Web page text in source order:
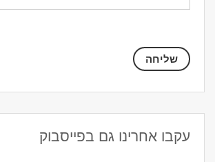
עקבו אחרינו גם בפייסבוק